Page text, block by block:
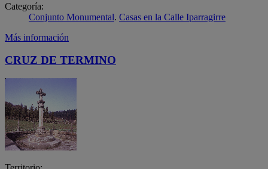
Categoría:
Conjunto Monumental. Casas en la Calle Iparragirre
Más información
CRUZ DE TERMINO